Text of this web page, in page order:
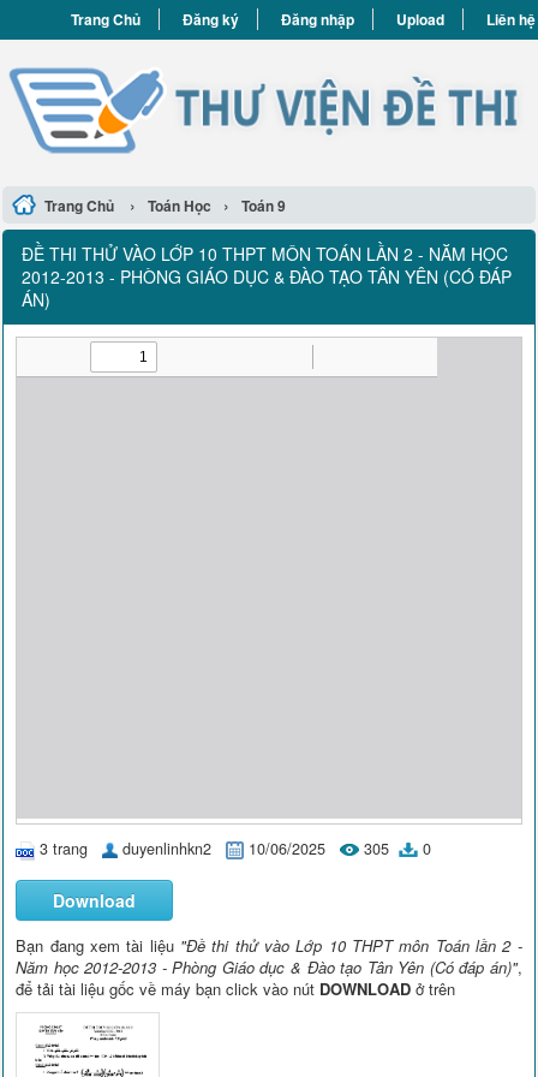
Trang Chủ Đăng ký Đăng nhập Upload Liên hệ
Trang Chủ › Toán Học › Toán 9
ĐỀ THI THỬ VÀO LỚP 10 THPT MÔN TOÁN LẦN 2 - NĂM HỌC
2012-2013 - PHÒNG GIÁO DỤC & ĐÀO TẠO TÂN YÊN (CÓ ĐÁP
ÁN)
3 trang duyenlinhkn2 10/06/2025 305 0
Download
Bạn đang xem tài liệu "Đề thi thử vào Lớp 10 THPT môn Toán lần 2 -
Năm học 2012-2013 - Phòng Giáo dục & Đào tạo Tân Yên (Có đáp án)",
để tải tài liệu gốc về máy bạn click vào nút DOWNLOAD ở trên